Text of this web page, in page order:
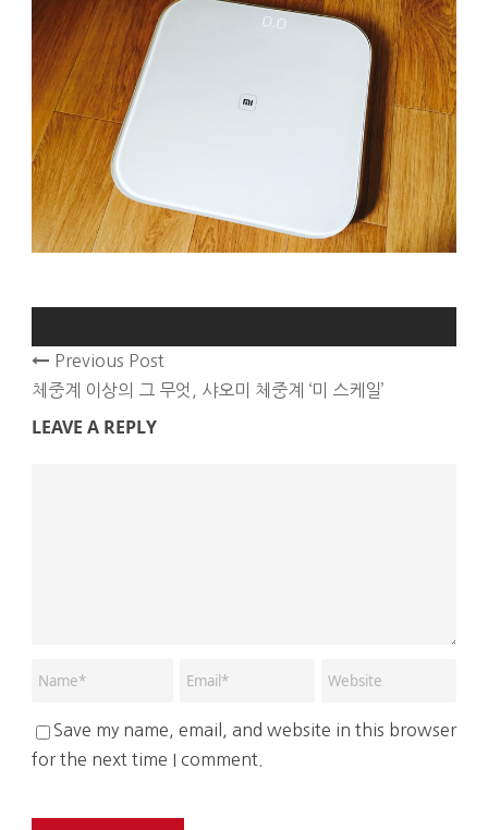
Previous Post
체중계 이상의 그 무엇, 샤오미 체중계 ‘미 스케일’
LEAVE A REPLY
Save my name, email, and website in this browser
for the next time I comment.